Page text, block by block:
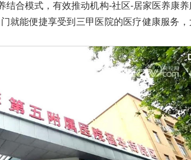
结合模式，有效推动机构-社区-居家医养康
就能便捷享受到三甲医院的医疗健康服务